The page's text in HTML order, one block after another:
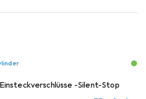
-Silent-Stop